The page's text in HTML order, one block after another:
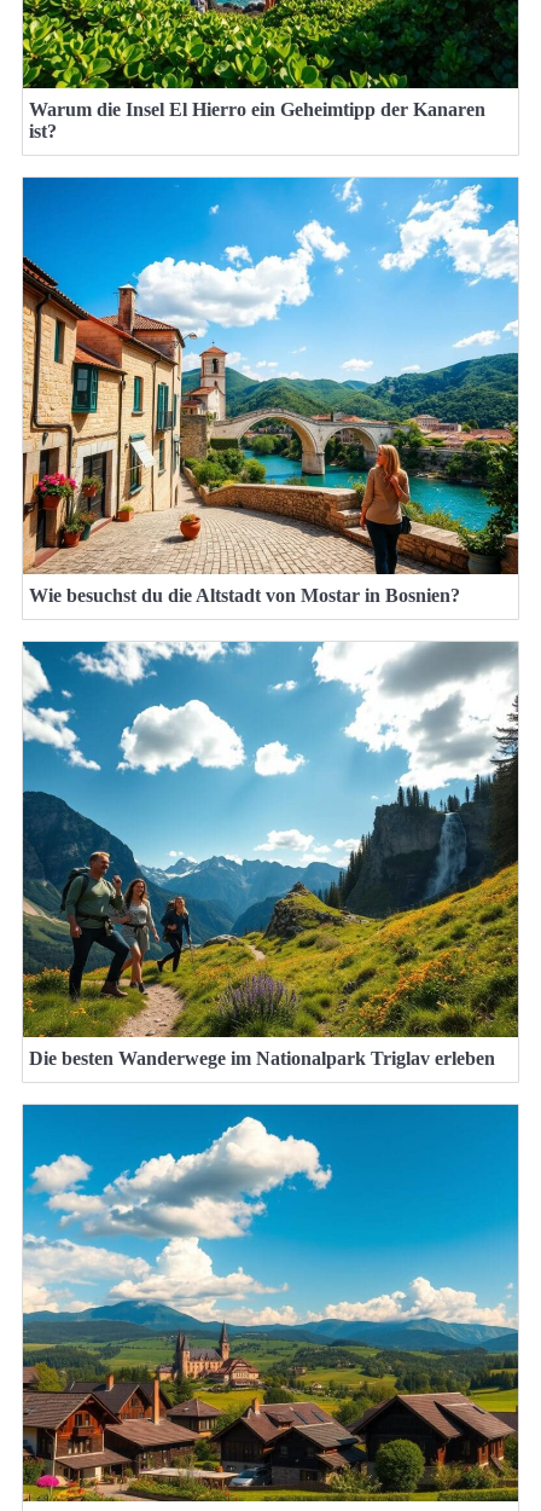
Warum die Insel El Hierro ein Geheimtipp der Kanaren
ist?
Wie besuchst du die Altstadt von Mostar in Bosnien?
Die besten Wanderwege im Nationalpark Triglav erleben